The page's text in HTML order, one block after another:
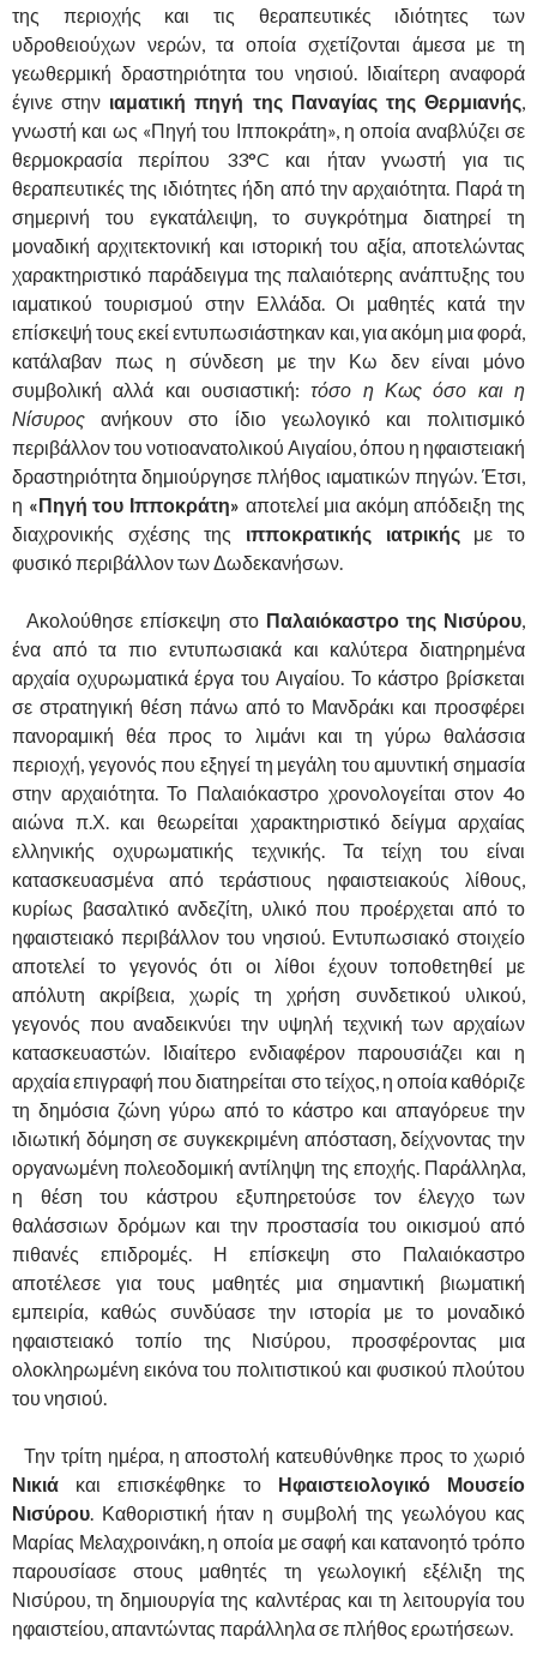
της περιοχής και τις θεραπευτικές ιδιότητες των
υδροθειούχων νερών, τα οποία σχετίζονται άμεσα με τη
γεωθερμική δραστηριότητα του νησιού. Ιδιαίτερη αναφορά
έγινε στην ιαματική πηγή της Παναγίας της Θερμιανής,
γνωστή και ως «Πηγή του Ιπποκράτη», η οποία αναβλύζει σε
θερμοκρασία περίπου 33°C και ήταν γνωστή για τις
θεραπευτικές της ιδιότητες ήδη από την αρχαιότητα. Παρά τη
σημερινή του εγκατάλειψη, το συγκρότημα διατηρεί τη
μοναδική αρχιτεκτονική και ιστορική του αξία, αποτελώντας
χαρακτηριστικό παράδειγμα της παλαιότερης ανάπτυξης του
ιαματικού τουρισμού στην Ελλάδα. Οι μαθητές κατά την
επίσκεψή τους εκεί εντυπωσιάστηκαν και, για ακόμη μια φορά,
κατάλαβαν πως η σύνδεση με την Κω δεν είναι μόνο
συμβολική αλλά και ουσιαστική:τόσο η Κως όσο και η
Νίσυροςανήκουν στο ίδιο γεωλογικό και πολιτισμικό
περιβάλλον του νοτιοανατολικού Αιγαίου, όπου η ηφαιστειακή
δραστηριότητα δημιούργησε πλήθος ιαματικών πηγών. Έτσι,
η «Πηγή του Ιπποκράτη» αποτελεί μια ακόμη απόδειξη της
διαχρονικής σχέσης της ιπποκρατικής ιατρικήςμε το
φυσικό περιβάλλον των Δωδεκανήσων.
Ακολούθησε επίσκεψη στο Παλαιόκαστρο της Νισύρου,
ένα από τα πιο εντυπωσιακά και καλύτερα διατηρημένα
αρχαία οχυρωματικά έργα του Αιγαίου. Το κάστρο βρίσκεται
σε στρατηγική θέση πάνω από το Μανδράκι και προσφέρει
πανοραμική θέα προς το λιμάνι και τη γύρω θαλάσσια
περιοχή, γεγονός που εξηγεί τη μεγάλη του αμυντική σημασία
στην αρχαιότητα. Το Παλαιόκαστρο χρονολογείται στον 4ο
αιώνα π.Χ. και θεωρείται χαρακτηριστικό δείγμα αρχαίας
ελληνικής οχυρωματικής τεχνικής. Τα τείχη του είναι
κατασκευασμένα από τεράστιους ηφαιστειακούς λίθους,
κυρίως βασαλτικό ανδεζίτη, υλικό που προέρχεται από το
ηφαιστειακό περιβάλλον του νησιού. Εντυπωσιακό στοιχείο
αποτελεί το γεγονός ότι οι λίθοι έχουν τοποθετηθεί με
απόλυτη ακρίβεια, χωρίς τη χρήση συνδετικού υλικού,
γεγονός που αναδεικνύει την υψηλή τεχνική των αρχαίων
κατασκευαστών. Ιδιαίτερο ενδιαφέρον παρουσιάζει και η
αρχαία επιγραφή που διατηρείται στο τείχος, η οποία καθόριζε
τη δημόσια ζώνη γύρω από το κάστρο και απαγόρευε την
ιδιωτική δόμηση σε συγκεκριμένη απόσταση, δείχνοντας την
οργανωμένη πολεοδομική αντίληψη της εποχής. Παράλληλα,
η θέση του κάστρου εξυπηρετούσε τον έλεγχο των
θαλάσσιων δρόμων και την προστασία του οικισμού από
πιθανές επιδρομές. Η επίσκεψη στο Παλαιόκαστρο
αποτέλεσε για τους μαθητές μια σημαντική βιωματική
εμπειρία, καθώς συνδύασε την ιστορία με το μοναδικό
ηφαιστειακό τοπίο της Νισύρου, προσφέροντας μια
ολοκληρωμένη εικόνα του πολιτιστικού και φυσικού πλούτου
του νησιού.
Την τρίτη ημέρα, η αποστολή κατευθύνθηκε προς το χωριό
Νικιά και επισκέφθηκε το Ηφαιστειολογικό Μουσείο
Νισύρου. Καθοριστική ήταν η συμβολή της γεωλόγου κας
Μαρίας Μελαχροινάκη, η οποία με σαφή και κατανοητό τρόπο
παρουσίασε στους μαθητές τη γεωλογική εξέλιξη της
Νισύρου, τη δημιουργία της καλντέρας και τη λειτουργία του
ηφαιστείου, απαντώντας παράλληλα σε πλήθος ερωτήσεων.